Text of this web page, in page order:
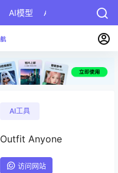
AI模型 AI公司 AI提示词
AI工具
Outfit Anyone
访问网站